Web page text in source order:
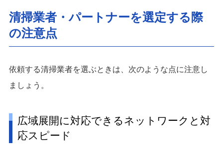
清掃業者・パートナーを選定する際
の注意点
依頼する清掃業者を選ぶときは、次のような点に注意し
ましょう。
広域展開に対応できるネットワークと対
応スピード